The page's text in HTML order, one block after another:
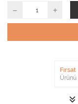
Fırsat
Ürünü